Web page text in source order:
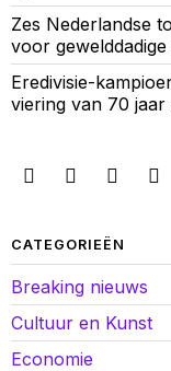
Zes Nederlandse
voor
Eredivisie-
viering van 70
CATEGORIEËN
Breaking nieuws
Cultuur en Kunst
Economie